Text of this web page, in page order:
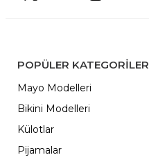
POPÜLER KATEGORILER
Mayo Modelleri
Bikini Modelleri
Külotlar
Pijamalar